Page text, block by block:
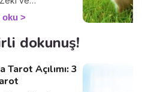
oku
dokunuş!
Tarot Açılımı: 3